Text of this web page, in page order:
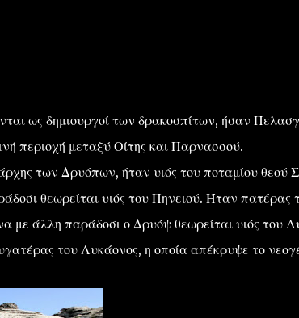
ως δημιουργοί των δρακοσπίτων, ήσαν
περιοχή μεταξύ Οίτης και Παρνασσού.
των Δρυόπων, ήταν υιός του ποταμίου θεού
θεωρείται υιός του Πηνειού. Ήταν
με άλλη παράδοσι ο Δρυόψ θεωρείται υιός του
του Λυκάονος, η οποία απέκρυψε το